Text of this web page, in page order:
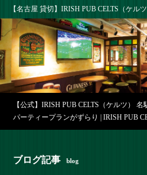
【名古屋 貸切】IRISH PUB CELTS（ケル
【公式】IRISH PUB CELTS（ケルツ） 名
パーティープランがずらり | IRISH PUB
ブログ記事 blog